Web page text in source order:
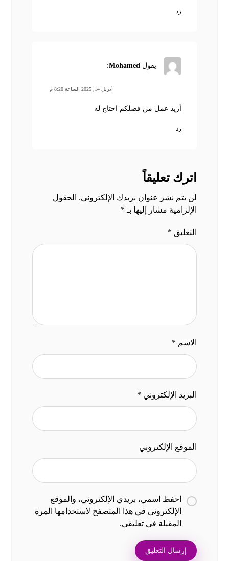
رد
يقول Mohamed
:
أبريل 14, 2025 الساعة 8:20 م
أريد عمل من فضلكم احتاج له
رد
اترك تعليقاً
لن يتم نشر عنوان بريدك الإلكتروني. الحقول
الإلزامية مشار إليها بـ *
التعليق *
الاسم *
البريد الإلكتروني *
الموقع الإلكتروني
احفظ اسمي، بريدي الإلكتروني، والموقع
الإلكتروني في هذا المتصفح لاستخدامها المرة
المقبلة في تعليقي.